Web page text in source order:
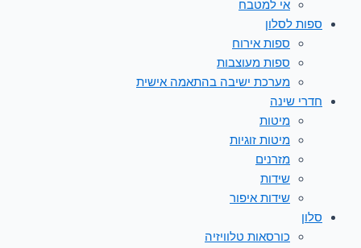
אי למטבח
ספות לסלון
ספות אירוח
ספות מעוצבות
מערכת ישיבה בהתאמה אישית
חדרי שינה
מיטות
מיטות זוגיות
מזרנים
שידות
שידות איפור
סלון
כורסאות טלוויזיה